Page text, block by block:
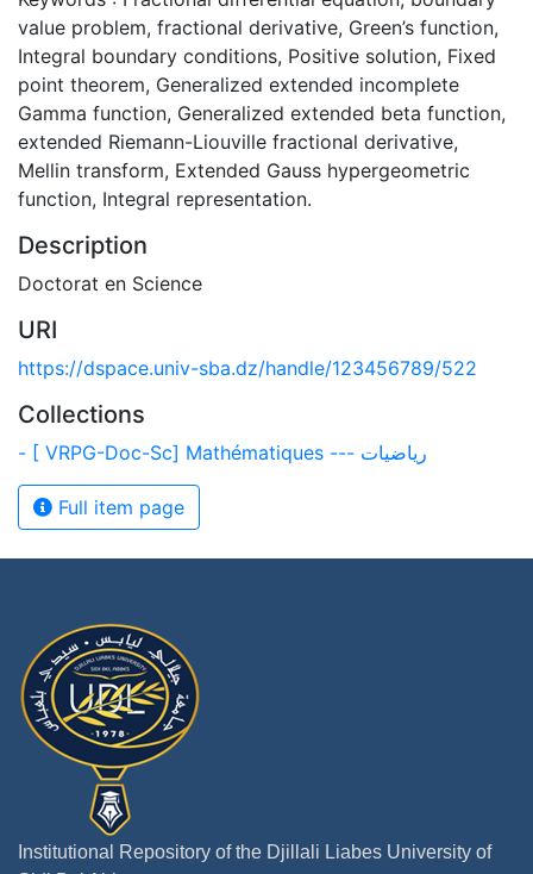
value problem, fractional derivative, Green’s function,
Integral boundary conditions, Positive solution, Fixed
point theorem, Generalized extended incomplete
Gamma function, Generalized extended beta function,
extended Riemann-Liouville fractional derivative,
Mellin transform, Extended Gauss hypergeometric
function, Integral representation.
Description
Doctorat en Science
URI
https://dspace.univ-sba.dz/handle/123456789/522
Collections
- [ VRPG-Doc-Sc] Mathématiques --- رياضيات
Full item page
Institutional Repository of the Djillali Liabes University of